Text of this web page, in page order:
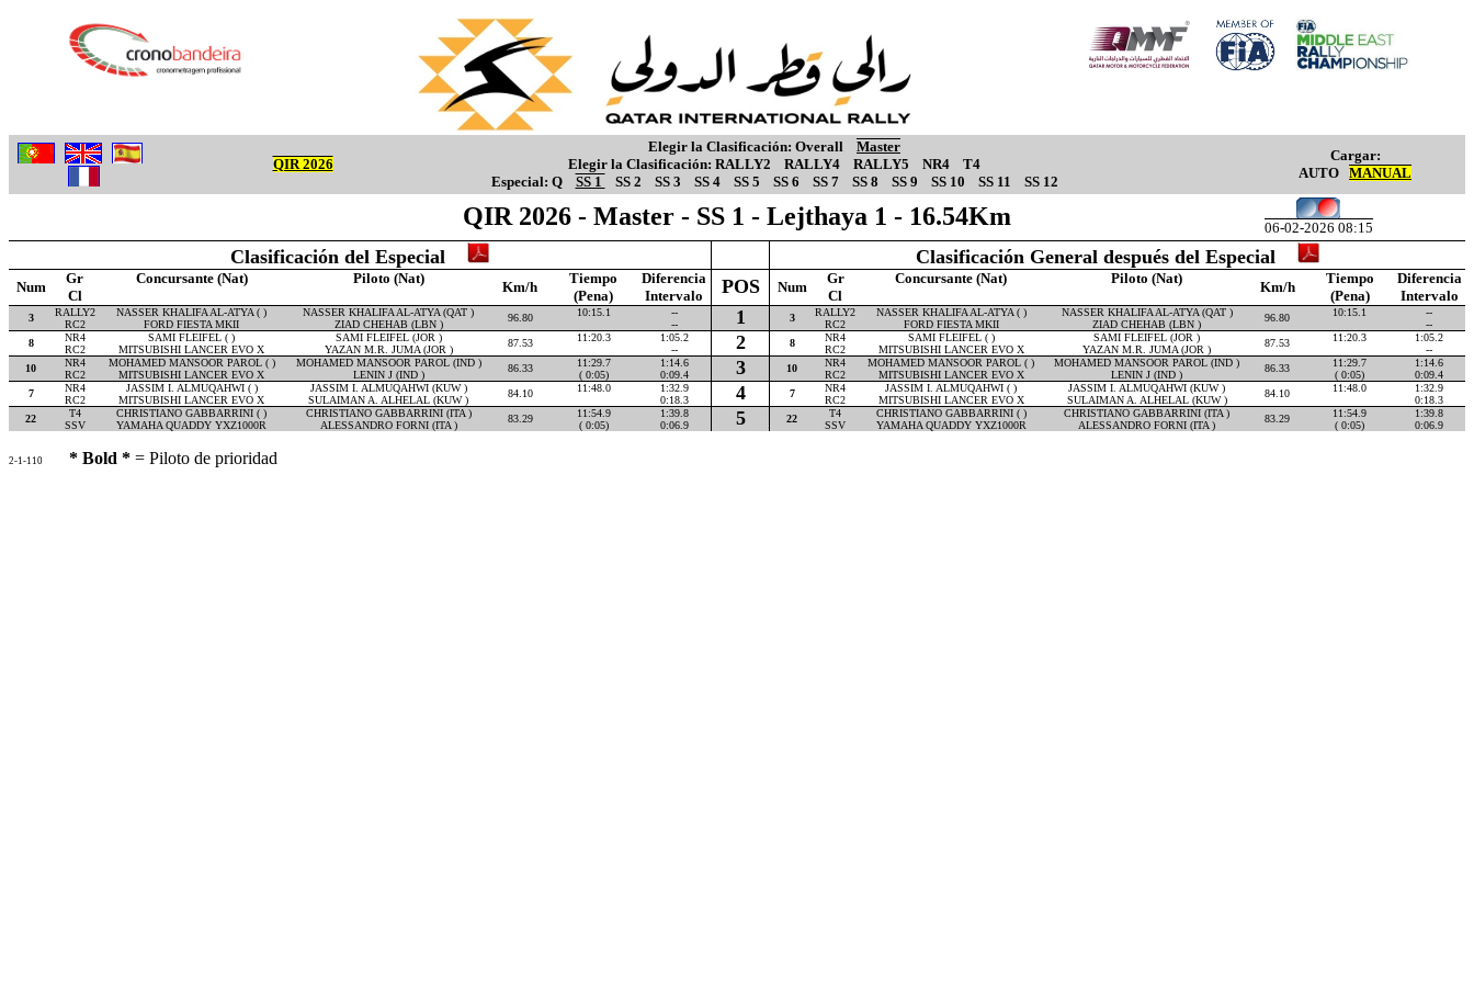
QIR 2026
Elegir la Clasificación: Overall
Master
Elegir la Clasificación: RALLY2 RALLY4 RALLY5 NR4
T4
Especial: Q SS 1 SS 2 SS 3 SS 4 SS 5 SS 6 SS 7 SS 8 SS 9 SS 10 SS 11 SS 12
Cargar:
AUTO MANUAL
QIR 2026 - Master - SS 1 - Lejthaya 1 - 16.54Km 06-02-2026 08:15
Clasificación del Especial Clasificación General después del Especial
Num
Gr Concursante (Nat) Piloto (Nat)
Km/h
Tiempo Diferencia POS Num
Gr Concursante (Nat) Piloto (Nat)
Km/h
Tiempo
Diferencia
Cl
(Pena) Intervalo Cl (Pena) Intervalo
3 RALLY2 NASSER KHALIFA AL-ATYA ( ) NASSER KHALIFA AL-ATYA (QAT ) 96.80 10:15.1 -- 1 3 RALLY2 NASSER KHALIFA AL-ATYA ( ) NASSER KHALIFA AL-ATYA (QAT ) 96.80 10:15.1
--
RC2
FORD FIESTA MKII ZIAD CHEHAB (LBN ) -- RC2 FORD FIESTA MKII ZIAD CHEHAB (LBN )
--
8
NR4 SAMI FLEIFEL ( ) SAMI FLEIFEL (JOR ) 87.53 11:20.3 1:05.2 2 8 NR4 SAMI FLEIFEL ( ) SAMI FLEIFEL (JOR ) 87.53 11:20.3
1:05.2
RC2
MITSUBISHI LANCER EVO X YAZAN M.R. JUMA (JOR ) -- RC2 MITSUBISHI LANCER EVO X YAZAN M.R. JUMA (JOR )
--
10
NR4 MOHAMED MANSOOR PAROL ( ) MOHAMED MANSOOR PAROL (IND ) 86.33 11:29.7 1:14.6 3 10 NR4 MOHAMED MANSOOR PAROL ( ) MOHAMED MANSOOR PAROL (IND ) 86.33 11:29.7
1:14.6
RC2
MITSUBISHI LANCER EVO X LENIN J (IND ) ( 0:05) 0:09.4 RC2 MITSUBISHI LANCER EVO X LENIN J (IND ) ( 0:05)
0:09.4
7
NR4 JASSIM I. ALMUQAHWI ( ) JASSIM I. ALMUQAHWI (KUW ) 84.10 11:48.0 1:32.9 4 7 NR4 JASSIM I. ALMUQAHWI ( ) JASSIM I. ALMUQAHWI (KUW ) 84.10 11:48.0
1:32.9
RC2
MITSUBISHI LANCER EVO X SULAIMAN A. ALHELAL (KUW ) 0:18.3 RC2 MITSUBISHI LANCER EVO X SULAIMAN A. ALHELAL (KUW )
0:18.3
22
T4 CHRISTIANO GABBARRINI ( ) CHRISTIANO GABBARRINI (ITA ) 83.29 11:54.9 1:39.8 5 22 T4 CHRISTIANO GABBARRINI ( ) CHRISTIANO GABBARRINI (ITA ) 83.29 11:54.9
1:39.8
SSV
YAMAHA QUADDY YXZ1000R ALESSANDRO FORNI (ITA ) ( 0:05) 0:06.9 SSV YAMAHA QUADDY YXZ1000R ALESSANDRO FORNI (ITA ) ( 0:05) 0:06.9
2-1-110 * Bold * = Piloto de prioridad